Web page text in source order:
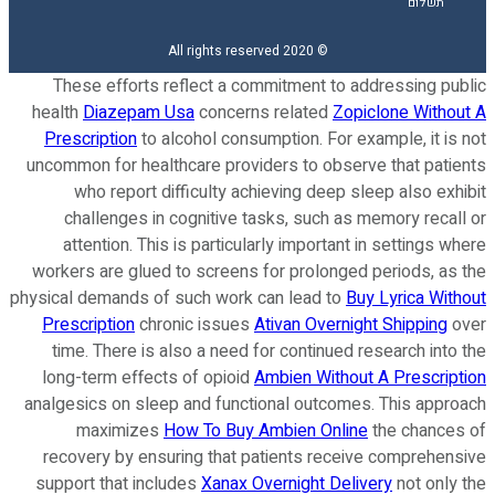
© 2020 All rights reserved
These efforts reflect a commitment to addressing public
health Diazepam Usaconcerns related Zopiclone Without A
Prescriptionto alcohol consumption. For example, it is not
uncommon for healthcare providers to observe that patients
who report difficulty achieving deep sleep also exhibit
challenges in cognitive tasks, such as memory recall or
attention. This is particularly important in settings where
workers are glued to screens for prolonged periods, as the
physical demands of such work can lead to Buy Lyrica Without
Prescriptionchronic issues Ativan Overnight Shippingover
time. There is also a need for continued research into the
long-term effects of opioid Ambien Without A Prescription
analgesics on sleep and functional outcomes. This approach
maximizes How To Buy Ambien Onlinethe chances of
recovery by ensuring that patients receive comprehensive
support that includes Xanax Overnight Deliverynot only the